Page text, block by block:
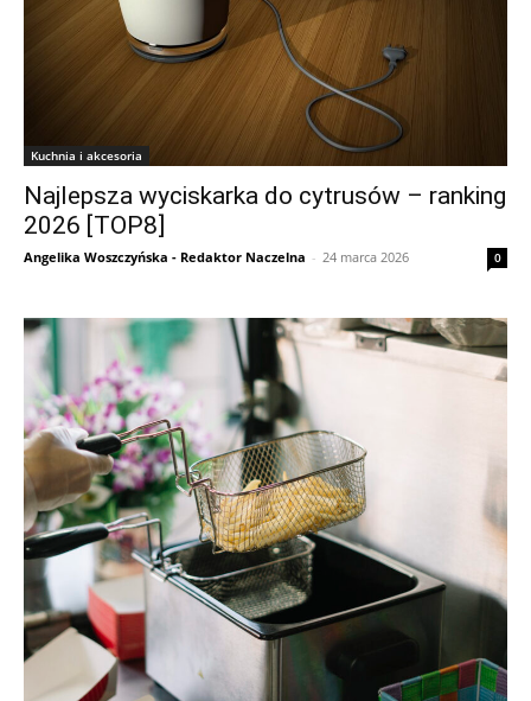
Kuchnia i akcesoria
Najlepsza wyciskarka do cytrusów – ranking
2026 [TOP8]
Angelika Woszczyńska - Redaktor Naczelna - 24 marca 2026 0